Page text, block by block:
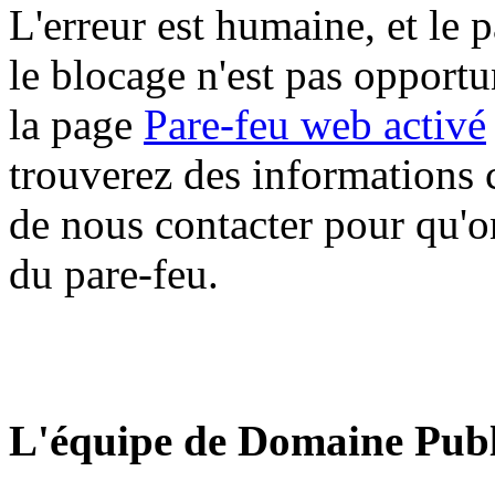
L'erreur est humaine, et le
le blocage n'est pas
la page Pare-feu web activé
trouverez des informations
de nous contacter pour
du pare-feu.
L'équipe de Domaine